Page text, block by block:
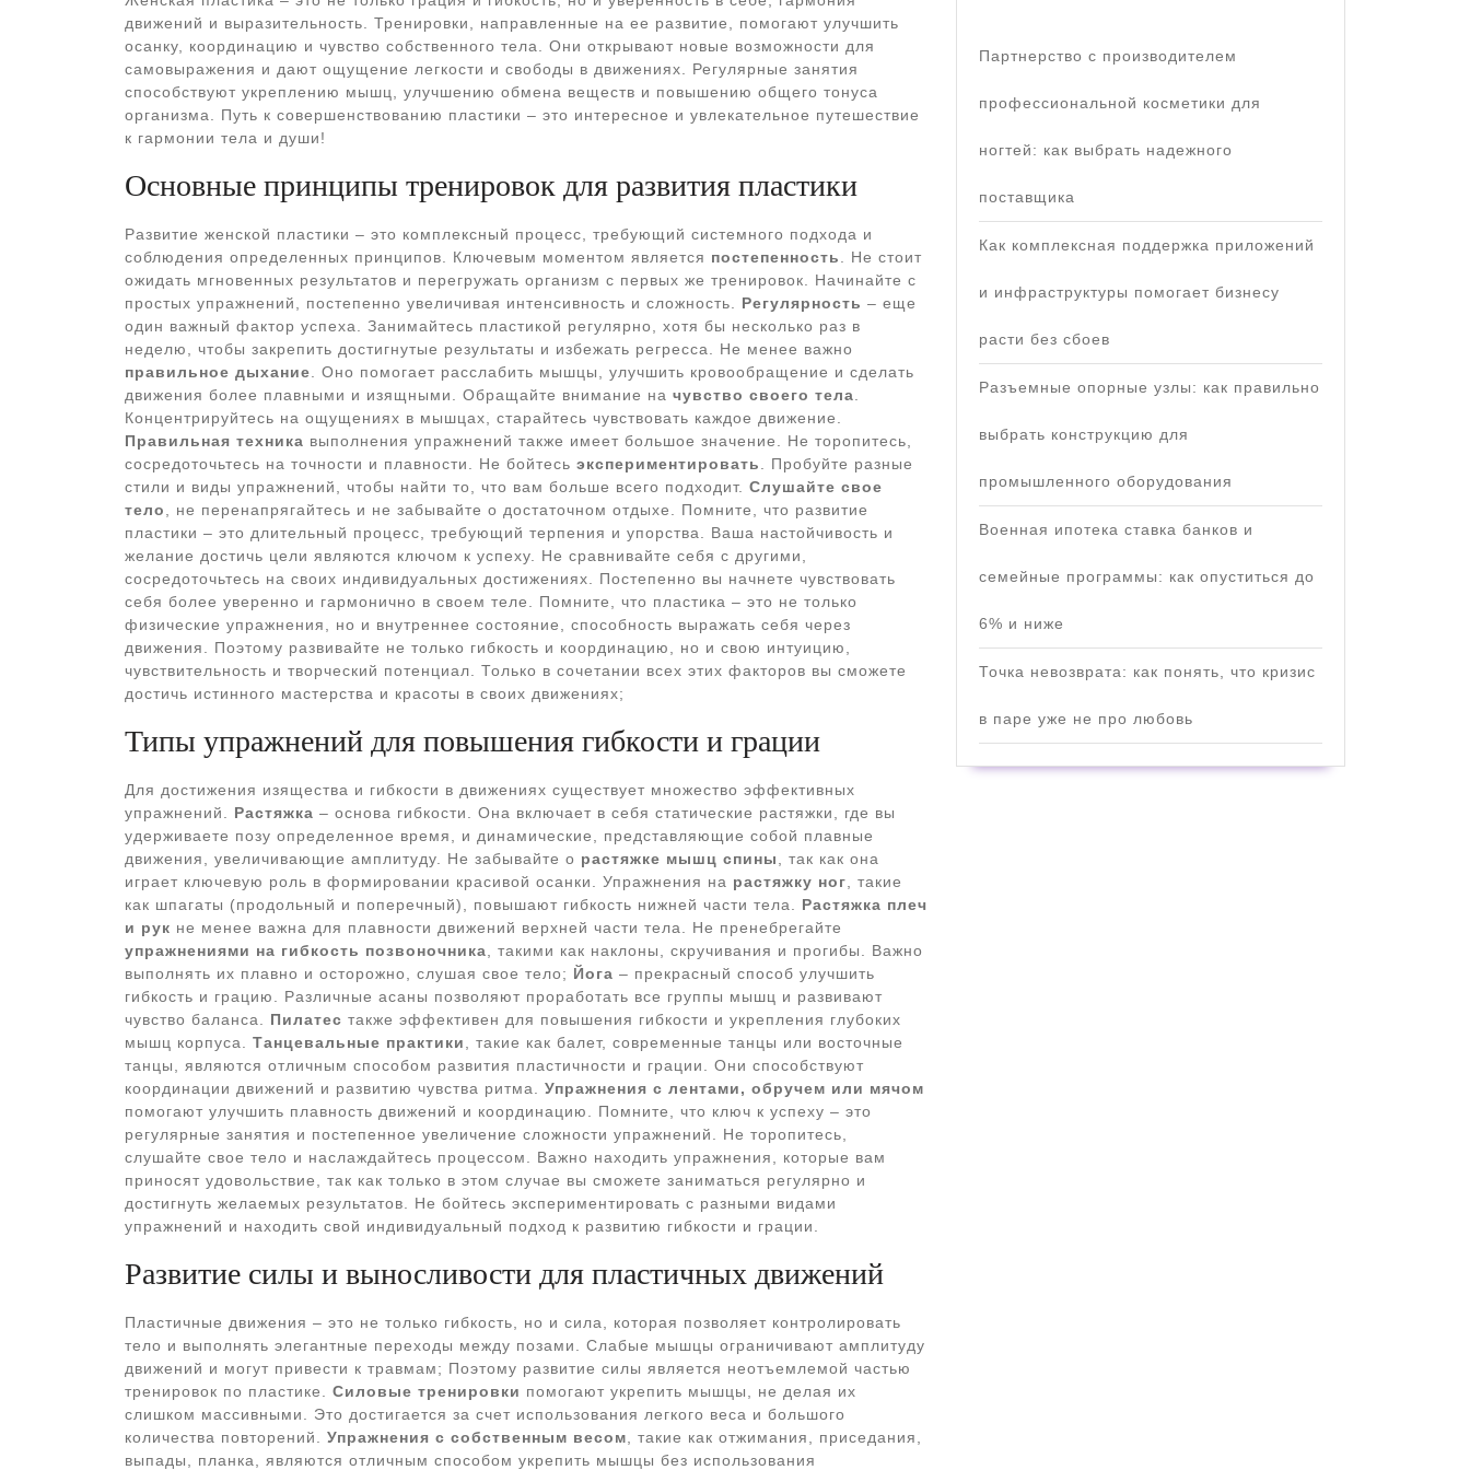
движений и выразительность. Тренировки, направленные на ее развитие, помогают улучшить
осанку, координацию и чувство собственного тела. Они открывают новые возможности для
самовыражения и дают ощущение легкости и свободы в движениях. Регулярные занятия
способствуют укреплению мышц, улучшению обмена веществ и повышению общего тонуса
организма. Путь к совершенствованию пластики – это интересное и увлекательное путешествие
к гармонии тела и души!
Основные принципы тренировок для развития пластики
Развитие женской пластики – это комплексный процесс, требующий системного подхода и
соблюдения определенных принципов. Ключевым моментом является постепенность
. Не стоит
ожидать мгновенных результатов и перегружать организм с первых же тренировок. Начинайте с
простых упражнений, постепенно увеличивая интенсивность и сложность. Регулярность – еще
один важный фактор успеха. Занимайтесь пластикой регулярно, хотя бы несколько раз в
неделю, чтобы закрепить достигнутые результаты и избежать регресса. Не менее важно
правильное дыхание . Оно помогает расслабить мышцы, улучшить кровообращение и сделать
движения более плавными и изящными. Обращайте внимание на чувство своего тела
Концентрируйтесь на ощущениях в мышцах, старайтесь чувствовать каждое движение.
Правильная техника выполнения упражнений также имеет большое значение. Не торопитесь,
сосредоточьтесь на точности и плавности. Не бойтесь экспериментировать
. Пробуйте разные
стили и виды упражнений, чтобы найти то, что вам больше всего подходит. Слушайте свое
тело
, не перенапрягайтесь и не забывайте о достаточном отдыхе. Помните, что развитие
пластики – это длительный процесс, требующий терпения и упорства. Ваша настойчивость и
желание достичь цели являются ключом к успеху. Не сравнивайте себя с другими,
сосредоточьтесь на своих индивидуальных достижениях. Постепенно вы начнете чувствовать
себя более уверенно и гармонично в своем теле. Помните, что пластика – это не только
физические упражнения, но и внутреннее состояние, способность выражать себя через
движения. Поэтому развивайте не только гибкость и координацию, но и свою интуицию,
чувствительность и творческий потенциал. Только в сочетании всех этих факторов вы сможете
достичь истинного мастерства и красоты в своих движениях;
Типы упражнений для повышения гибкости и грации
Для достижения изящества и гибкости в движениях существует множество эффективных
упражнений. Растяжка – основа гибкости. Она включает в себя статические растяжки, где вы
удерживаете позу определенное время, и динамические, представляющие собой плавные
движения, увеличивающие амплитуду. Не забывайте о растяжке мышц спины
, так как она
играет ключевую роль в формировании красивой осанки. Упражнения на растяжку ног , такие
как шпагаты (продольный и поперечный), повышают гибкость нижней части тела. Растяжка плеч
и рук не менее важна для плавности движений верхней части тела. Не пренебрегайте
упражнениями на гибкость позвоночника , такими как наклоны, скручивания и прогибы. Важно
выполнять их плавно и осторожно, слушая свое тело; Йога – прекрасный способ улучшить
гибкость и грацию. Различные асаны позволяют проработать все группы мышц и развивают
чувство баланса. Пилатес также эффективен для повышения гибкости и укрепления глубоких
мышц корпуса. Танцевальные практики
, такие как балет, современные танцы или восточные
танцы, являются отличным способом развития пластичности и грации. Они способствуют
координации движений и развитию чувства ритма. Упражнения с лентами, обручем или мячом
помогают улучшить плавность движений и координацию. Помните, что ключ к успеху – это
регулярные занятия и постепенное увеличение сложности упражнений. Не торопитесь,
слушайте свое тело и наслаждайтесь процессом. Важно находить упражнения, которые вам
приносят удовольствие, так как только в этом случае вы сможете заниматься регулярно и
достигнуть желаемых результатов. Не бойтесь экспериментировать с разными видами
упражнений и находить свой индивидуальный подход к развитию гибкости и грации.
Развитие силы и выносливости для пластичных движений
Пластичные движения – это не только гибкость, но и сила, которая позволяет контролировать
тело и выполнять элегантные переходы между позами. Слабые мышцы ограничивают амплитуду
движений и могут привести к травмам; Поэтому развитие силы является неотъемлемой частью
тренировок по пластике. Силовые тренировки помогают укрепить мышцы, не делая их
слишком массивными. Это достигается за счет использования легкого веса и большого
количества повторений. Упражнения с собственным весом , такие как отжимания, приседания,
выпады, планка, являются отличным способом укрепить мышцы без использования
Партнерство с производителем
профессиональной косметики для
ногтей: как выбрать надежного
поставщика
Как комплексная поддержка приложений
и инфраструктуры помогает бизнесу
расти без сбоев
Разъемные опорные узлы: как правильно
выбрать конструкцию для
промышленного оборудования
Военная ипотека ставка банков и
семейные программы: как опуститься до
6% и ниже
Точка невозврата: как понять, что кризис
в паре уже не про любовь